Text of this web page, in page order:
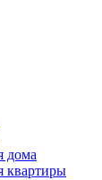
дома
квартиры